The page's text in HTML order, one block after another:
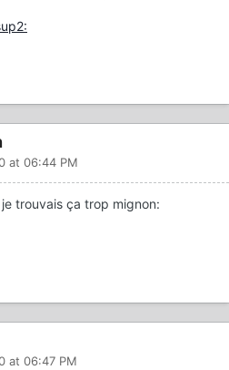
at 06:44 PM
trouvais ça trop mignon:
at 06:47 PM